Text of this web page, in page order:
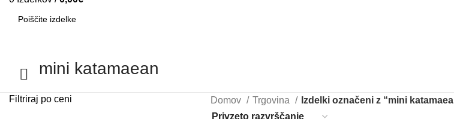
mini katamaean
Filtriraj po ceni Domov Trgovina Izdelki označeni z “mini